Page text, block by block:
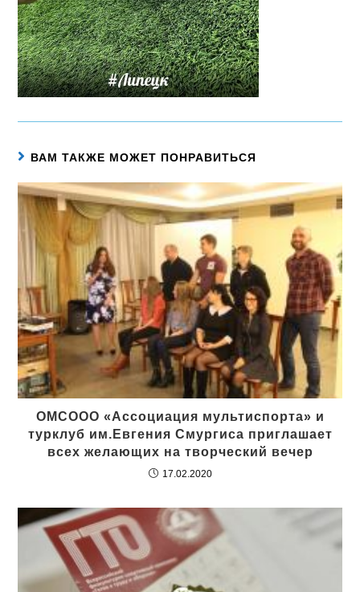
ВАМ ТАКЖЕ МОЖЕТ ПОНРАВИТЬСЯ
ОМСООО «Ассоциация мультиспорта» и
турклуб им.Евгения Смургиса приглашает
всех желающих на творческий вечер
17.02.2020